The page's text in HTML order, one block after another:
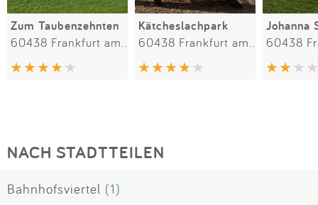
Zum Taubenzehnten Kätcheslachpark
NACH STADTTEILEN
Bahnhofsviertel (1)